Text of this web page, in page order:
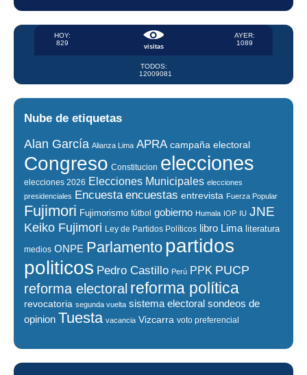
visitas
HOY:
829
AYER:
1089
TODOS:
12009081
Nube de etiquetas
Alan García Alianza Lima APRA campaña electoral
Congreso Constitucion elecciones
elecciones 2026 Elecciones Municipales elecciones
presidenciales
Encuesta encuestas entrevista Fuerza Popular
Fujimori Fujimorismo fútbol gobierno Humala IOP IU JNE
Keiko Fujimori Ley de Partidos Políticos libro Lima literatura
medios ONPE Parlamento partidos
politicos Pedro Castillo Perú PPK PUCP
reforma electoral reforma política
revocatoria segunda vuelta sistema electoral sondeos de
opinion Tuesta vacancia Vizcarra voto preferencial